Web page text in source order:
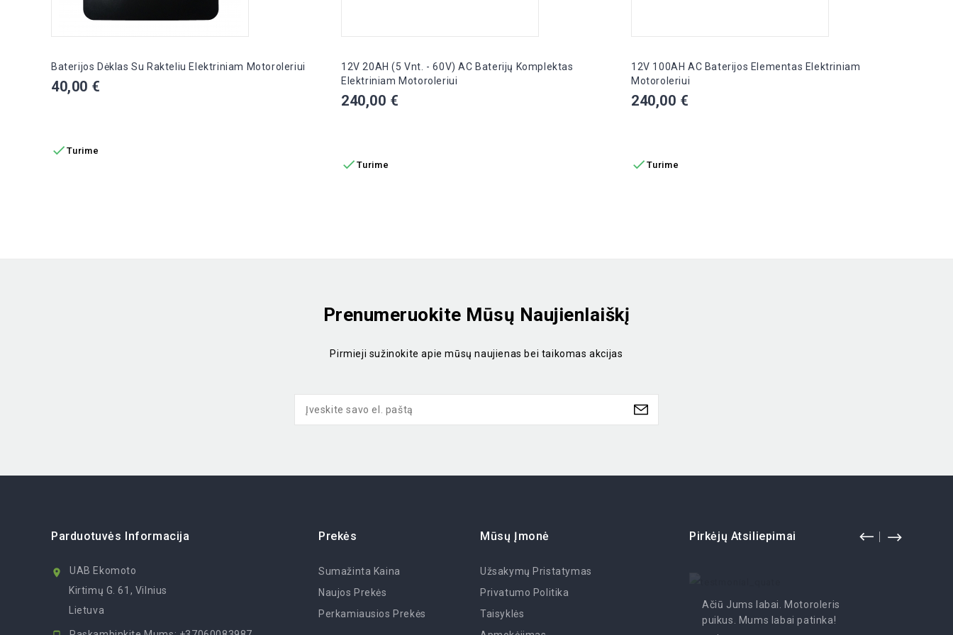
Baterijos Dėklas Su Rakteliu Elektriniam Motoroleriui
Kaina
40,00 €
 Turime
12V 20AH (5 Vnt. - 60V) AC Baterijų Komplektas
Elektriniam Motoroleriui
Kaina
240,00 €
 Turime
12V 100AH AC Baterijos Elementas Elektriniam
Motoroleriui
Kaina
240,00 €
 Turime
Prenumeruokite Mūsų Naujienlaiškį
Pirmieji sužinokite apie mūsų naujienas bei taikomas akcijas
Parduotuvės Informacija

UAB Ekomoto
Kirtimų G. 61, Vilnius
Lietuva
Prekės
Sumažinta Kaina
Naujos Prekės
Perkamiausios Prekės
Mūsų Įmonė
Užsakymų Pristatymas
Privatumo Politika
Taisyklės
Pirkėjų Atsiliepimai
Ačiū Jums labai. Motoroleris
puikus. Mums labai patinka!